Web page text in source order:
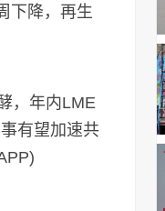
下降，再生
，年内LME
有望加速共